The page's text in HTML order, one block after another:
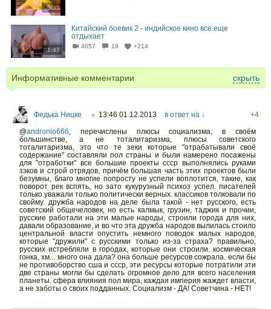
00:35
01:47
Китайский боевик 2 - индийское кино все еще
отдыхает
4057 19 +214
Информативные комментарии скрыть
Федька Ницке ○ 13:46 01.12.2013 в ответ на ↓
+4
@andronio666, перечислены плюсы социализма, в своём
большинстве, а не тоталитаризма, плюсы советского
тоталитаризма, это что те зеки которые "отрабатывали своё
содержание" составляли пол страны и были намерено посажены
для "отработки" все большие проекты ссср выполнялись руками
зэков и строй отрядов, причём большая часть этих проектов были
безумны, благо многие попросту не успели воплотится, такие, как
поворот рек вспять, но зато кукурузный психоз успел. писателей
только уважали только политически верных. классиков толковали по
свойму. дружба народов на деле была такой - нет русского, есть
советский общечеловек, но есть калмык, грузин, таджик и прочии,
русские работали на эти малые народы, строили города для них,
давали образование, и во что эта дружба народов вылилась стоило
центральной власти опустить немного поводок малых народов,
которые "дружили" с русскими только из-за страха? правильно,
русских истребляли в городах, которые они строили. космическая
гонка, хм... много она дала? она больше ресурсов сожрала. если бы
не противоборство сша и ссср, эти ресурсы которые потратили эти
две страны могли бы сделать огромное дело для всего населения
планеты. сфера влияния пол мира, каждая империя жаждет власти,
а не заботы о своих подданных. Социализм - ДА! Советчина - НЕТ!